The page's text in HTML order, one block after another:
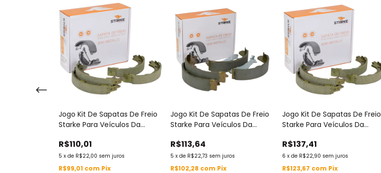
Jogo Kit De Sapatas De Freio
Starke Para Veículos Da
Sbs8053Pb
R$110,01
5 x de R$22,00 sem juros
R$99,01 com Pix
Jogo Kit De Sapatas De Freio
Starke Para Veículos Da
Sbs8010
R$113,64
5 x de R$22,73 sem juros
R$102,28 com Pix
Jogo Kit De Sapatas De Freio
Starke Para Veículos Da
R$137,41
6 x de R$22,90 sem juros
R$123,67 com Pix